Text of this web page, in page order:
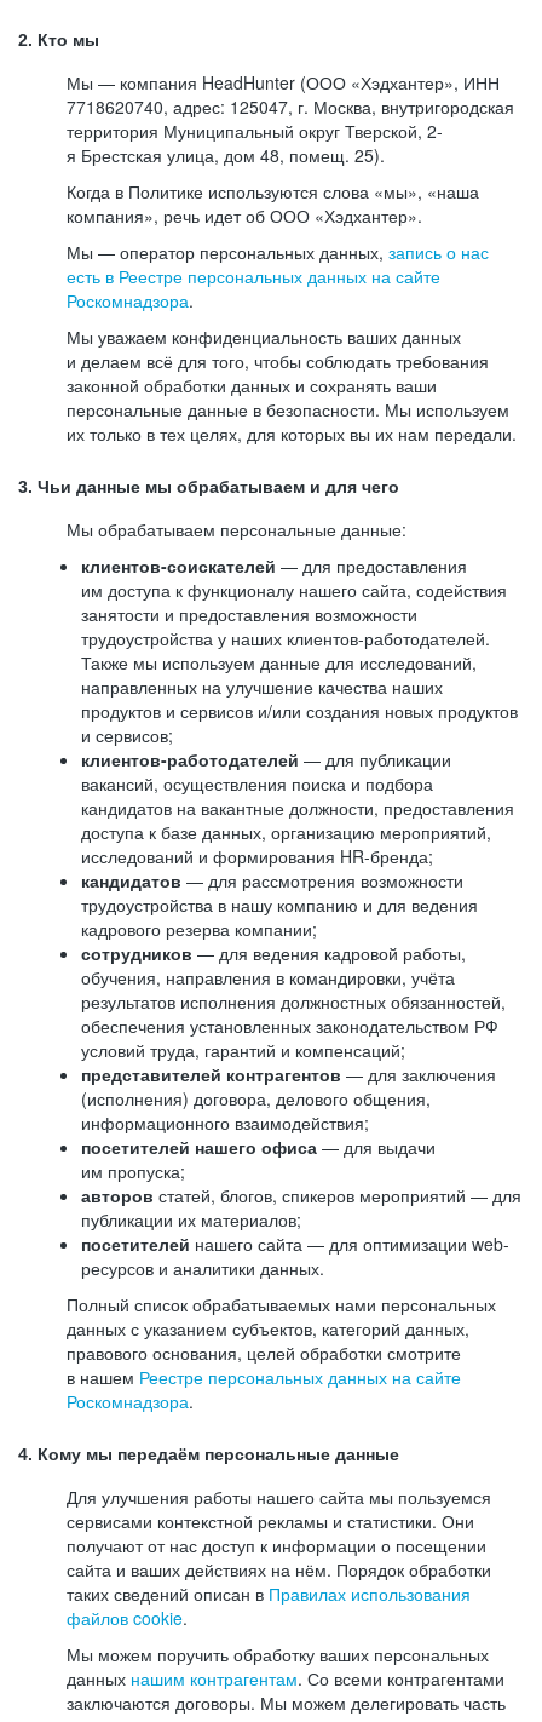
2. Кто мы
Мы — компания HeadHunter (ООО «Хэдхантер», ИНН
7718620740, адрес: 125047, г. Москва, внутригородская
территория Муниципальный округ Тверской, 2-
я Брестская улица, дом 48, помещ. 25).
Когда в Политике используются слова «мы», «наша
компания», речь идет об ООО «Хэдхантер».
Мы — оператор персональных данных, запись о нас
есть в Реестре персональных данных на сайте
Роскомнадзора.
Мы уважаем конфиденциальность ваших данных
и делаем всё для того, чтобы соблюдать требования
законной обработки данных и сохранять ваши
персональные данные в безопасности. Мы используем
их только в тех целях, для которых вы их нам передали.
3. Чьи данные мы обрабатываем и для чего
Мы обрабатываем персональные данные:
клиентов-соискателей — для предоставления
им доступа к функционалу нашего сайта, содействия
занятости и предоставления возможности
трудоустройства у наших клиентов-работодателей.
Также мы используем данные для исследований,
направленных на улучшение качества наших
продуктов и сервисов и/или создания новых продуктов
и сервисов;
клиентов-работодателей — для публикации
вакансий, осуществления поиска и подбора
кандидатов на вакантные должности, предоставления
доступа к базе данных, организацию мероприятий,
исследований и формирования HR-бренда;
кандидатов — для рассмотрения возможности
трудоустройства в нашу компанию и для ведения
кадрового резерва компании;
сотрудников — для ведения кадровой работы,
обучения, направления в командировки, учёта
результатов исполнения должностных обязанностей,
обеспечения установленных законодательством РФ
условий труда, гарантий и компенсаций;
представителей контрагентов — для заключения
(исполнения) договора, делового общения,
информационного взаимодействия;
посетителей нашего офиса — для выдачи
им пропуска;
авторов статей, блогов, спикеров мероприятий — для
публикации их материалов;
посетителей нашего сайта — для оптимизации web-
ресурсов и аналитики данных.
Полный список обрабатываемых нами персональных
данных с указанием субъектов, категорий данных,
правового основания, целей обработки смотрите
в нашем Реестре персональных данных на сайте
Роскомнадзора.
4. Кому мы передаём персональные данные
Для улучшения работы нашего сайта мы пользуемся
сервисами контекстной рекламы и статистики. Они
получают от нас доступ к информации о посещении
сайта и ваших действиях на нём. Порядок обработки
таких сведений описан в Правилах использования
файлов cookie.
Мы можем поручить обработку ваших персональных
данных нашим контрагентам. Со всеми контрагентами
заключаются договоры. Мы можем делегировать часть